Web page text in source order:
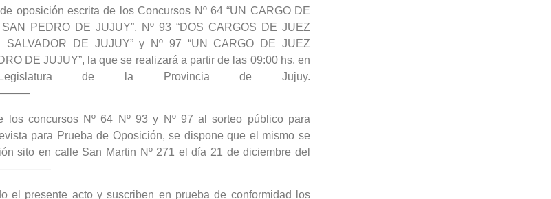
oposición escrita de los Concursos Nº 64 “UN CARGO DE
PEDRO DE JUJUY”, Nº 93 “DOS CARGOS DE JUEZ
DE JUJUY” y Nº 97 “UN CARGO DE JUEZ
DE JUJUY”, la que se realizará a partir de las 09:00 hs. en
de la Provincia de Jujuy.
los concursos Nº 64 Nº 93 y Nº 97 al sorteo público para
para Prueba de Oposición, se dispone que el mismo se
sito en calle San Martin Nº 271 el día 21 de diciembre del
presente acto y suscriben en prueba de conformidad los